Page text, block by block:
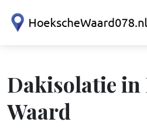
Dakisolatie in
Waard